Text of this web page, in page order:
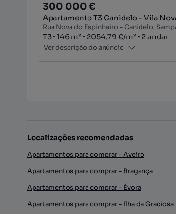
300 000 €
Apartamento T3 Canidelo - Vila
Rua Nova do Espinheiro - Canidelo,
Tipologia
T3
Zona146 m²
Preço por metro quadrado
2054,79 €/m²
Andar 2 andar
Ver descrição do anúncio
Localizações recomendadas
Apartamentos para comprar - Aveiro
Apartamentos para comprar - Bragança
Apartamentos para comprar - Évora
Apartamentos para comprar - Ilha da Graciosa